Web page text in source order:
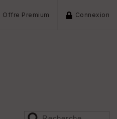
Offre Premium Connexion